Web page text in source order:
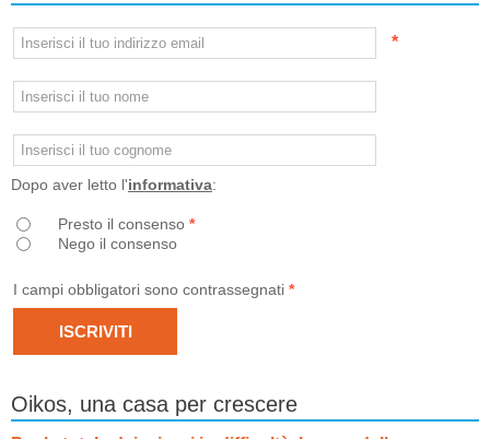
*
Dopo aver letto l'informativa:
Presto il consenso *
Nego il consenso
I campi obbligatori sono contrassegnati *
Oikos, una casa per crescere